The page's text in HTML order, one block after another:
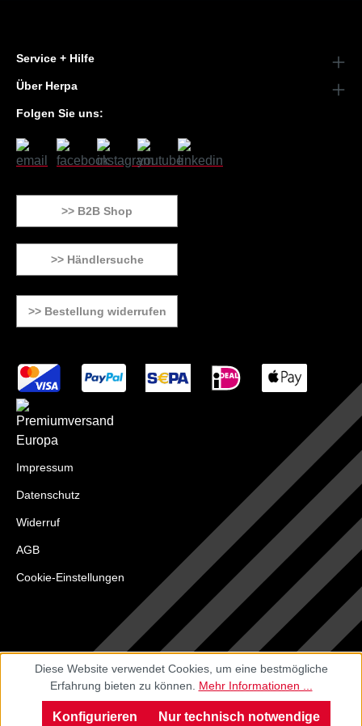
Service + Hilfe
Über Herpa
Folgen Sie uns:
>> B2B Shop
>> Händlersuche
>> Bestellung widerrufen
Impressum
Datenschutz
Widerruf
AGB
Cookie-Einstellungen
Diese Website verwendet Cookies, um eine bestmögliche
Erfahrung bieten zu können. Mehr Informationen ...
Nur technisch notwendige
Konfigurieren